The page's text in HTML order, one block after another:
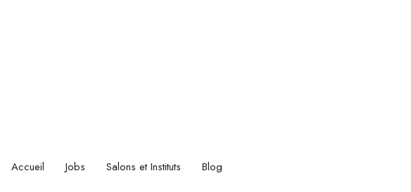
Accueil Jobs Salons et Instituts Blog